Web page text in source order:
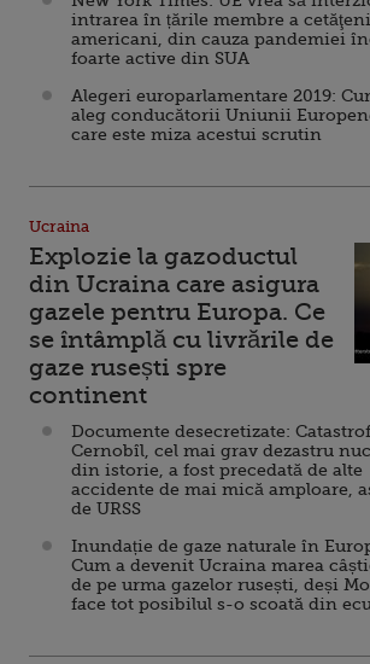
intrarea în țările membre a
americani, din cauza pandemiei
foarte active din SUA
Alegeri europarlamentare 2019:
aleg conducătorii Uniunii
care este miza acestui scrutin
Ucraina
Explozie la gazoductul
din Ucraina care asigura
gazele pentru Europa. Ce
se întâmplă cu livrările de
gaze rusești spre
continent
Documente desecretizate:
Cernobîl, cel mai grav dezastru
din istorie, a fost precedată de alte
accidente de mai mică amploare,
de URSS
Inundație de gaze naturale în
Cum a devenit Ucraina marea
de pe urma gazelor rusești, deși
face tot posibilul s-o scoată din